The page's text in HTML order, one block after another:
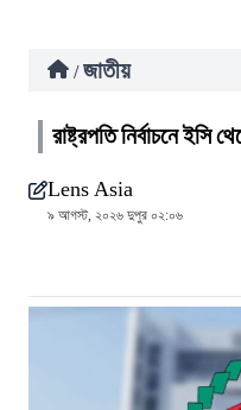
/ জাতীয়
রাষ্ট্রপতি নির্বাচনে
Lens Asia
৯ আগস্ট, ২০২৬ দুপুর ০২:০৬